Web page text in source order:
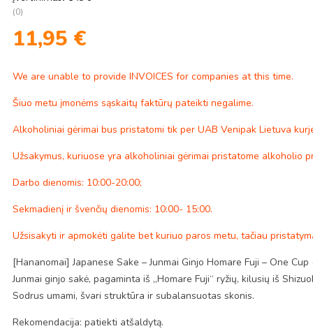
(0)
11,95 €
We are unable to provide INVOICES for companies at this time.
Šiuo metu įmonėms sąskaitų faktūrų pateikti negalime.
Alkoholiniai gėrimai bus pristatomi tik per UAB Venipak Lietuva
Užsakymus, kuriuose yra alkoholiniai gėrimai pristatome alkoholio
Darbo dienomis: 10:00-20:00;
Sekmadienį ir švenčių dienomis: 10:00- 15:00.
Užsisakyti ir apmokėti galite bet kuriuo paros metu, tačiau
[Hananomai] Japanese Sake – Junmai Ginjo Homare Fuji – One
Junmai ginjo sakė, pagaminta iš „Homare Fuji“ ryžių, kilusių iš
Sodrus umami, švari struktūra ir subalansuotas skonis.
Rekomendacija: patiekti atšaldytą.